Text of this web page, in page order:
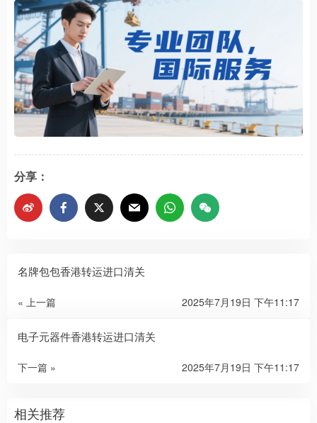
分享：
名牌包包香港转运进口清关
« 上一篇 2025年7月19日 下午11:17
电子元器件香港转运进口清关
下一篇 » 2025年7月19日 下午11:17
相关推荐